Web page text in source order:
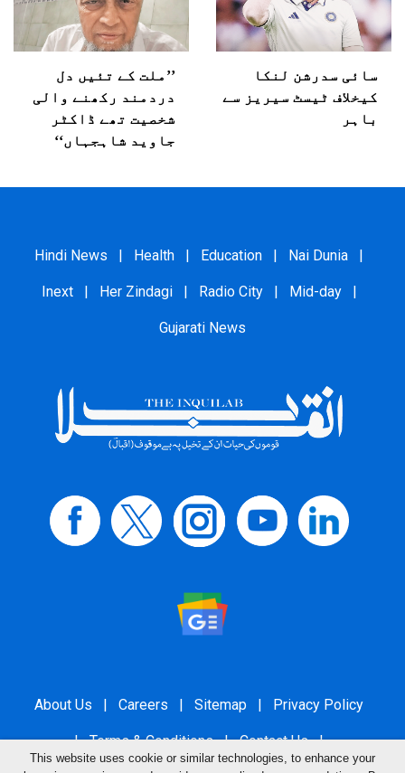
سائی سدرشن لنکا
کیخلاف ٹیسٹ سیریز سے
باہر
’’ملت کے تئیں دل
دردمند رکھنے والی
شخصیت تھے ڈاکٹر
جاوید شاہجہاں‘‘
Hindi News | Health | Education | Nai Dunia |
Inext | Her Zindagi | Radio City | Mid-day |
Gujarati News
About Us | Careers | Sitemap | Privacy Policy
| Terms & Conditions | Contact Us |
This website uses cookie or similar technologies, to enhance your